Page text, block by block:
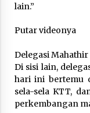
lain.”
Putar videonya
Delegasi
Di sisi lain,
hari ini bertemu
sela-sela KTT,
perkembangan